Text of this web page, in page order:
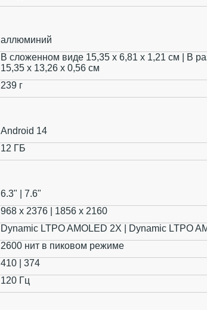
аллюминий
В сложенном виде 15,35 x 6,81 x 1,21 см | В
15,35 x 13,26 x 0,56 см
239 г
Android 14
12 ГБ
6.3" | 7.6"
968 x 2376 | 1856 x 2160
Dynamic LTPO AMOLED 2X | Dynamic LTPO
2600 нит в пиковом режиме
410 | 374
120 Гц